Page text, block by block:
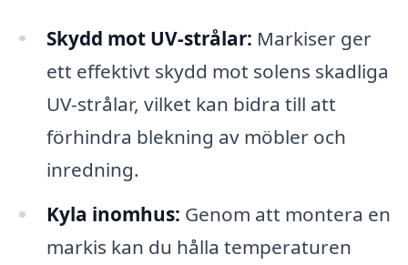
Skydd mot UV-strålar: Markiser ger
ett effektivt skydd mot solens skadliga
UV-strålar, vilket kan bidra till att
förhindra blekning av möbler och
inredning.
Kyla inomhus: Genom att montera en
markis kan du hålla temperaturen